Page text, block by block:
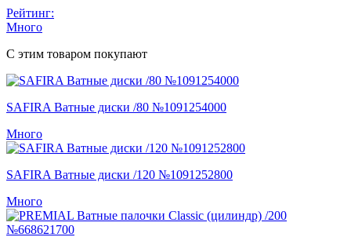
Рейтинг:
Много
С этим товаром покупают
SAFIRA Ватные диски /80 №1091254000
Много
SAFIRA Ватные диски /120 №1091252800
Много